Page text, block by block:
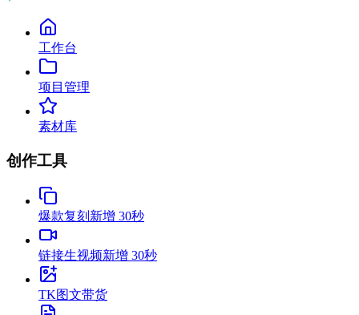
工作台
项目管理
素材库
创作工具
爆款复刻 新增 30秒
链接生视频新增 30秒
TK图文带货